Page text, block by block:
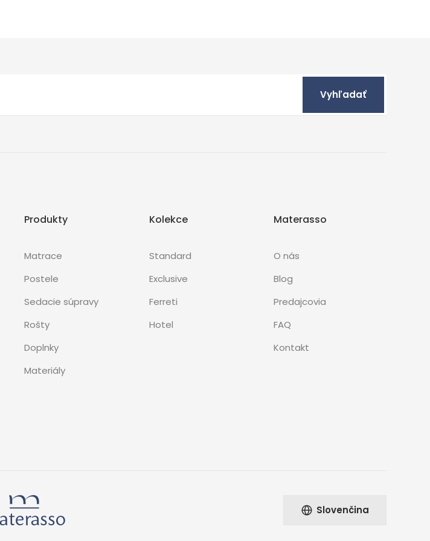
Vyhľadať
Produkty
Matrace
Postele
Sedacie súpravy
Rošty
Doplnky
Materiály
Kolekce
Standard
Exclusive
Ferreti
Hotel
Materasso
O nás
Blog
Predajcovia
FAQ
Kontakt
Slovenčina